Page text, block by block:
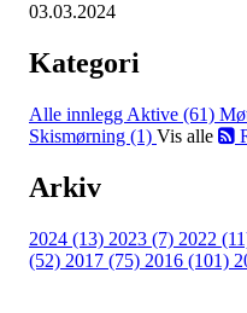
03.03.2024
Kategori
Alle innlegg Aktive (61)
Skismørning (1) Vis alle
Arkiv
2024 (13) 2023 (7) 2022
(52) 2017 (75) 2016 (101)